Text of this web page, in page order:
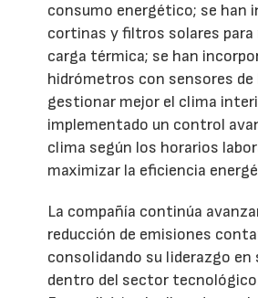
consumo energético; se han
cortinas y filtros solares para
carga térmica; se han
hidrómetros con sensores de
gestionar mejor el clima
implementado un control
clima según los horarios
maximizar la eficiencia
La compañía continúa
reducción de emisiones
consolidando su liderazgo
dentro del sector